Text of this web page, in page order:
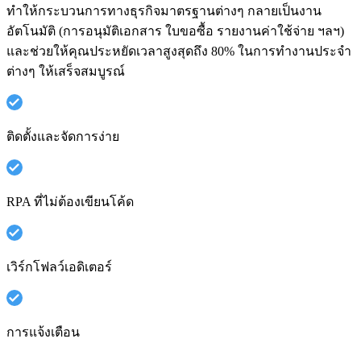
ทำให้กระบวนการทางธุรกิจมาตรฐานต่างๆ กลายเป็นงาน
อัตโนมัติ (การอนุมัติเอกสาร ใบขอซื้อ รายงานค่าใช้จ่าย ฯลฯ)
และช่วยให้คุณประหยัดเวลาสูงสุดถึง 80% ในการทำงานประจำ
ต่างๆ ให้เสร็จสมบูรณ์
ติดตั้งและจัดการง่าย
RPA ที่ไม่ต้องเขียนโค้ด
เวิร์กโฟลว์เอดิเตอร์
การแจ้งเตือน